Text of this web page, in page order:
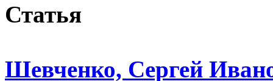
Статья
Шевченко, Сергей